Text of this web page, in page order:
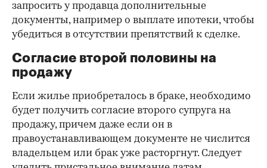
запросить у продавца дополнительные
документы, например о выплате ипотеки, чтобы
убедиться в отсутствии препятствий к сделке.
Согласие второй половины на
продажу
Если жилье приобреталось в браке, необходимо
будет получить согласие второго супруга на
продажу, причем даже если он в
правоустанавливающем документе не числится
владельцем или брак уже расторгнут. Следует